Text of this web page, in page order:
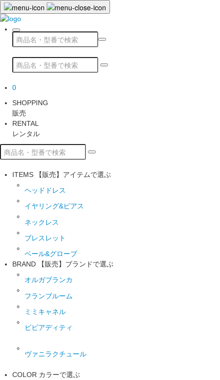
0
SHOPPING
販売
RENTAL
レンタル
ITEMS 【販売】アイテムで選ぶ
ヘッドドレス
イヤリング&ピアス
ネックレス
ブレスレット
ベール&グローブ
BRAND
【販売】ブランドで選ぶ
オルガブランカ
フランブルーム
ミミキャネル
ビビアディティ
ヴァニラクチュール
COLOR カラーで選ぶ